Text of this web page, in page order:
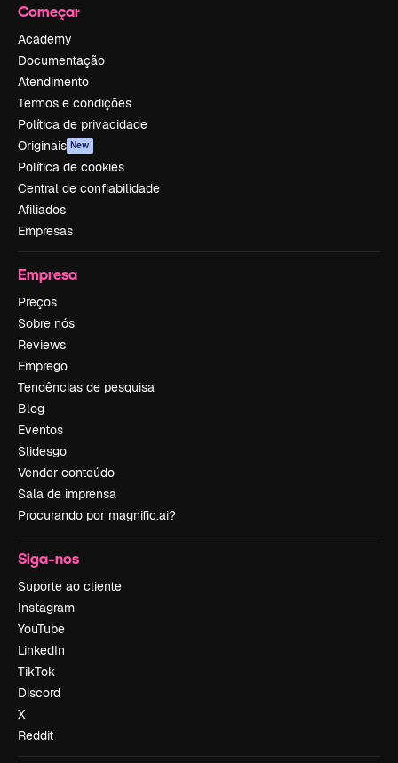
Começar
Academy
Documentação
Atendimento
Termos e condições
Política de privacidade
Originais New
Política de cookies
Central de confiabilidade
Afiliados
Empresas
Empresa
Preços
Sobre nós
Reviews
Emprego
Tendências de pesquisa
Blog
Eventos
Slidesgo
Vender conteúdo
Sala de imprensa
Procurando por magnific.ai?
Siga-nos
Suporte ao cliente
Instagram
YouTube
LinkedIn
TikTok
Discord
X
Reddit